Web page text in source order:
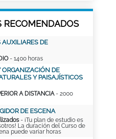
RECOMENDADOS
AUXILIARES DE
- 1400 horas
ORGANIZACIÓN DE
Y PAISAJÍSTICOS
A DISTANCIA- 2000
DE ESCENA
- ¡Tu plan de estudio es
La duración del Curso de
puede variar horas